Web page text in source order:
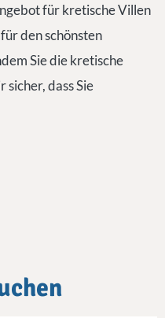
für kretische Villen
den schönsten
Sie die kretische
dass Sie